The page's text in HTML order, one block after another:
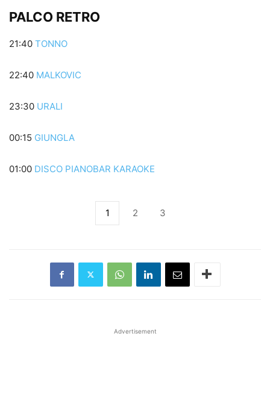
PALCO RETRO
21:40 TONNO
22:40 MALKOVIC
23:30 URALI
00:15 GIUNGLA
01:00 DISCO PIANOBAR KARAOKE
1 2 3
Advertisement